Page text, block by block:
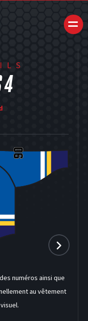
4
numéros ainsi que
au vêtement